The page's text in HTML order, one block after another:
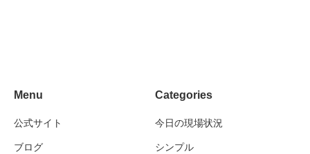
Menu
公式サイト
ブログ
Categories
今日の現場状況
シンプル